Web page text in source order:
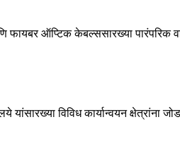
फायबर ऑप्टिक केबल्ससारख्या पारंपरिक
विविध कार्यान्वयन क्षेत्रांना